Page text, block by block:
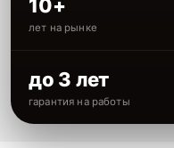
10+
лет на рынке
до 3 лет
гарантия на работы